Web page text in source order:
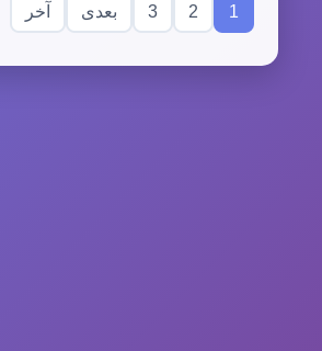
1
2
3 بعدی آخر